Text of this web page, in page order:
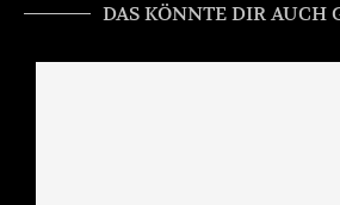
DAS KÖNNTE DIR AUCH